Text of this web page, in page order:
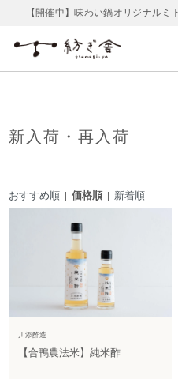
【開催中】味わい鍋オリジナル
新入荷・再入荷
おすすめ順 | 価格順 | 新着順
川添酢造
【合鴨農法米】純米酢